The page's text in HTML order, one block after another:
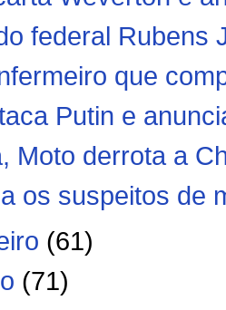
federal Rubens
que
Putin e
Moto derrota a
os suspeitos de
(61)
(71)